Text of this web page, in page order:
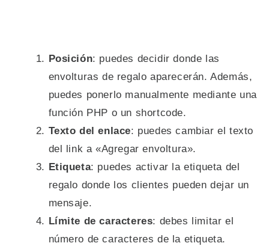
Posición: puedes decidir donde las
envolturas de regalo aparecerán. Además,
puedes ponerlo manualmente mediante una
función PHP o un shortcode.
Texto del enlace: puedes cambiar el texto
del link a «Agregar envoltura».
Etiqueta: puedes activar la etiqueta del
regalo donde los clientes pueden dejar un
mensaje.
Límite de caracteres: debes limitar el
número de caracteres de la etiqueta.